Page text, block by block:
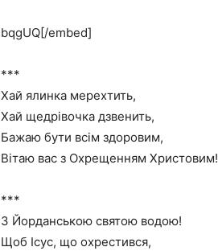
bqgUQ[/embed]
***
Хай ялинка мерехтить,
Хай щедрівочка дзвенить,
Бажаю бути всім здоровим,
Вітаю вас з Охрещенням Христовим!
***
З Йорданською святою водою!
Щоб Ісус, що охрестився,